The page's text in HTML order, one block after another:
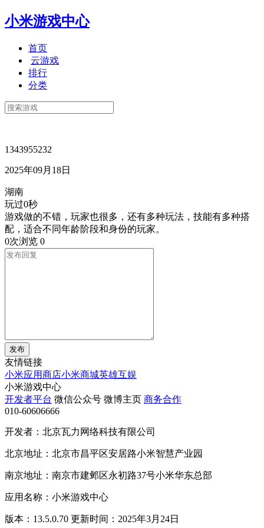
小米游戏中心
首页
云游戏
排行
分类
1343955232
2025年09月18日
湖南
玩过0秒
游戏做的不错，玩家也很多，还有多种玩法，技能有多种搭
配，适合不同年龄阶段和身份的玩家。
0次浏览 0
发布
友情链接
小米应用商店小米商城英雄互娱
小米游戏中心
开发者平台 微信公众号 微博主页 商务合作
010-60606666
开发者：北京瓦力网络科技有限公司
北京地址：北京市昌平区安居路小米智慧产业园
南京地址：南京市建邺区永初路37号小米华东总部
应用名称：小米游戏中心
版本：13.5.0.70 更新时间：2025年3月24日